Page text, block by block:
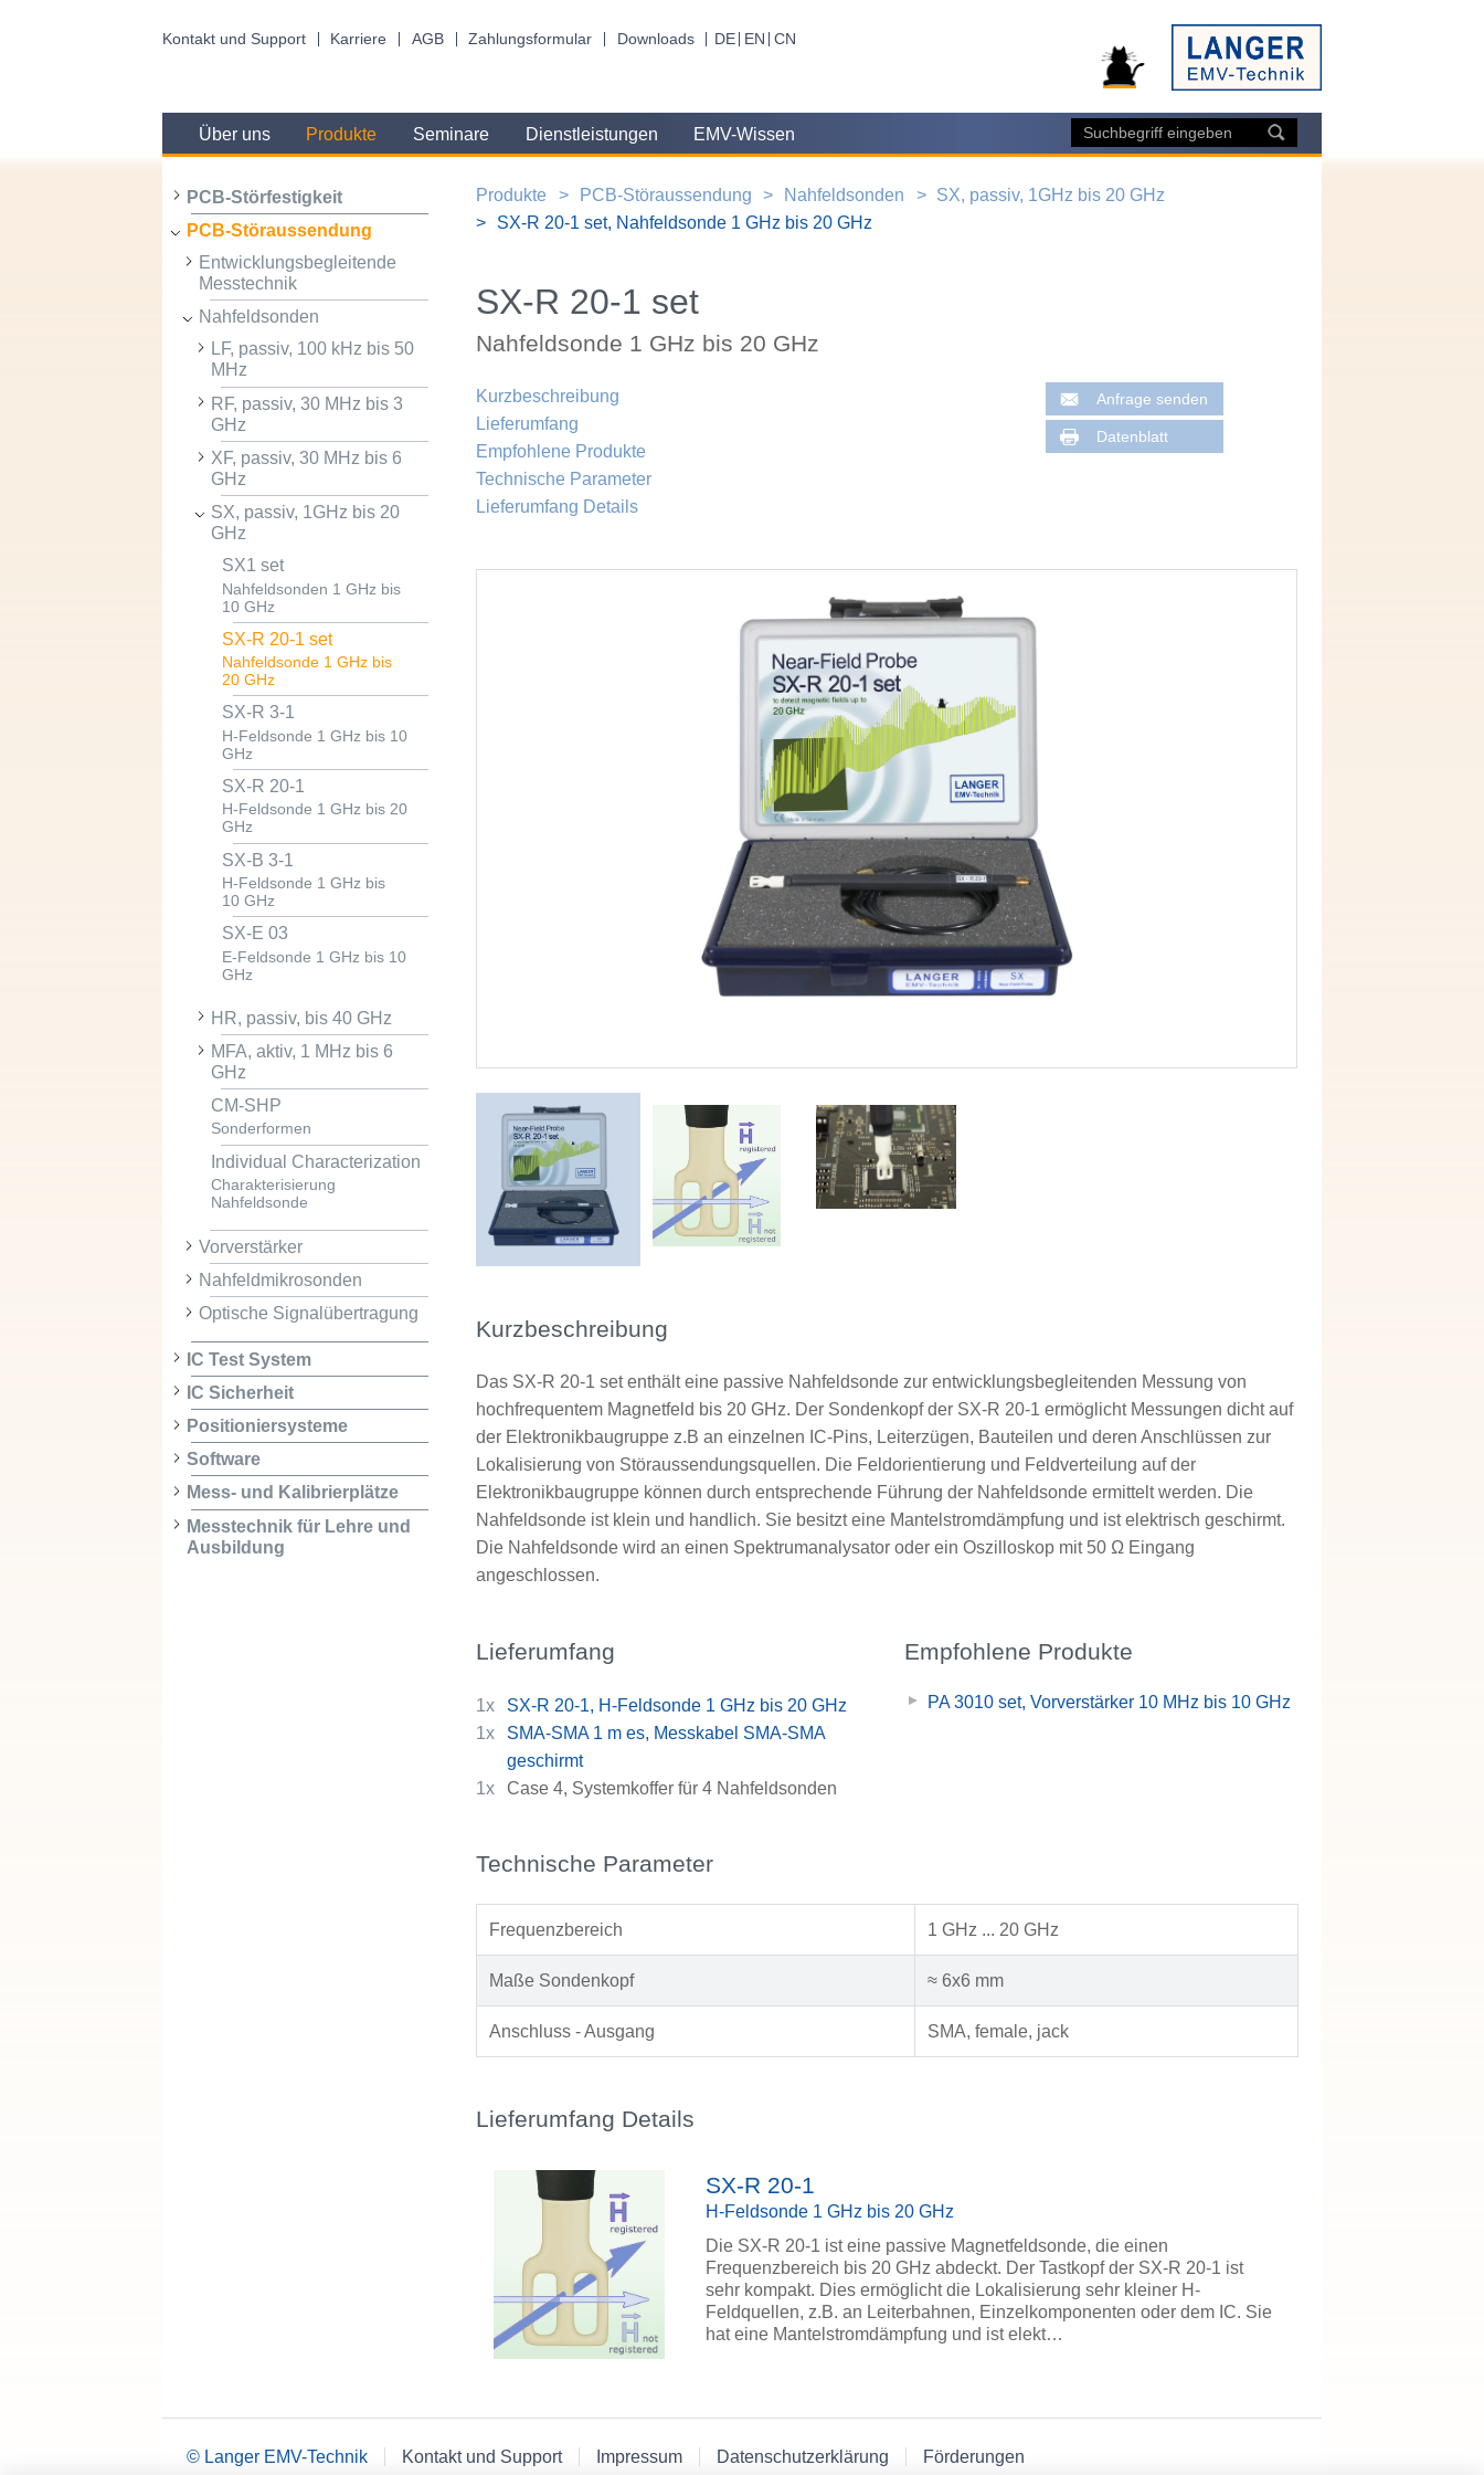
Kontakt und Support Karriere AGB Zahlungsformular Downloads DE EN CN
Über uns Produkte Seminare Dienstleistungen EMV-Wissen
PCB-Störfestigkeit
PCB-Störaussendung
Entwicklungsbegleitende
Messtechnik
Nahfeldsonden
LF, passiv, 100 kHz bis 50
MHz
RF, passiv, 30 MHz bis 3
GHz
XF, passiv, 30 MHz bis 6
GHz
SX, passiv, 1GHz bis 20
GHz
SX1 set
Nahfeldsonden 1 GHz bis
10 GHz
SX-R 20-1 set
Nahfeldsonde 1 GHz bis
20 GHz
SX-R 3-1
H-Feldsonde 1 GHz bis 10
GHz
SX-R 20-1
H-Feldsonde 1 GHz bis 20
GHz
SX-B 3-1
H-Feldsonde 1 GHz bis
10 GHz
SX-E 03
E-Feldsonde 1 GHz bis 10
GHz
HR, passiv, bis 40 GHz
MFA, aktiv, 1 MHz bis 6
GHz
CM-SHP
Sonderformen
Individual Characterization
Charakterisierung
Nahfeldsonde
Vorverstärker
Nahfeldmikrosonden
Optische Signalübertragung
IC Test System
IC Sicherheit
Positioniersysteme
Software
Mess- und Kalibrierplätze
Messtechnik für Lehre und
Ausbildung
Produkte PCB-Störaussendung Nahfeldsonden
SX, passiv, 1GHz bis 20 GHz
SX-R 20-1 set, Nahfeldsonde 1 GHz bis 20 GHz
SX-R 20-1 set
Nahfeldsonde 1 GHz bis 20 GHz
Kurzbeschreibung
Lieferumfang
Empfohlene Produkte
Technische Parameter
Lieferumfang Details
Anfrage senden
Datenblatt
Kurzbeschreibung
Das SX-R 20-1 set enthält eine passive Nahfeldsonde zur entwicklungsbegleitenden Messung von
hochfrequentem Magnetfeld bis 20 GHz. Der Sondenkopf der SX-R 20-1 ermöglicht Messungen dicht auf
der Elektronikbaugruppe z.B an einzelnen IC-Pins, Leiterzügen, Bauteilen und deren Anschlüssen zur
Lokalisierung von Störaussendungsquellen. Die Feldorientierung und Feldverteilung auf der
Elektronikbaugruppe können durch entsprechende Führung der Nahfeldsonde ermittelt werden. Die
Nahfeldsonde ist klein und handlich. Sie besitzt eine Mantelstromdämpfung und ist elektrisch geschirmt.
Die Nahfeldsonde wird an einen Spektrumanalysator oder ein Oszilloskop mit 50 Ω Eingang
angeschlossen.
Lieferumfang
1x
SX-R 20-1, H-Feldsonde 1 GHz bis 20 GHz
1x
SMA-SMA 1 m es, Messkabel SMA-SMA
geschirmt
1x
Case 4, Systemkoffer für 4 Nahfeldsonden
Empfohlene Produkte
PA 3010 set, Vorverstärker 10 MHz bis 10 GHz
Technische Parameter
Frequenzbereich 1 GHz ... 20 GHz
Maße Sondenkopf ≈ 6x6 mm
Anschluss - Ausgang SMA, female, jack
Lieferumfang Details
SX-R 20-1
H-Feldsonde 1 GHz bis 20 GHz
Die SX-R 20-1 ist eine passive Magnetfeldsonde, die einen
Frequenzbereich bis 20 GHz abdeckt. Der Tastkopf der SX-R 20-1 ist
sehr kompakt. Dies ermöglicht die Lokalisierung sehr kleiner H-
Feldquellen, z.B. an Leiterbahnen, Einzelkomponenten oder dem IC. Sie
hat eine Mantelstromdämpfung und ist elekt…
© Langer EMV-Technik Kontakt und Support Impressum Datenschutzerklärung Förderungen